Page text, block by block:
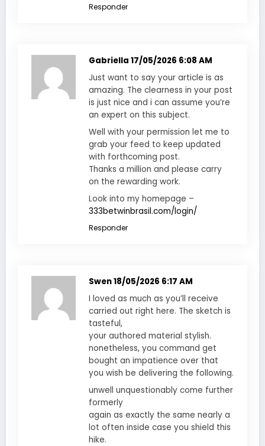
Responder
Gabriella 17/05/2026 6:08 AM
Just want to say your article is as
amazing. The clearness in your post
is just nice and i can assume you’re
an expert on this subject.
Well with your permission let me to
grab your feed to keep updated
with forthcoming post.
Thanks a million and please carry
on the rewarding work.
Look into my homepage –
333betwinbrasil.com/login/
Responder
Swen18/05/2026 6:17 AM
I loved as much as you’ll receive
carried out right here. The sketch is
tasteful,
your authored material stylish.
nonetheless, you command get
bought an impatience over that
you wish be delivering the following.
unwell unquestionably come further
formerly
again as exactly the same nearly a
lot often inside case you shield this
hike.